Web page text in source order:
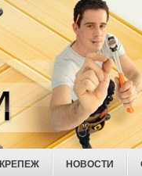
КРЕПЕЖ НОВОСТИ